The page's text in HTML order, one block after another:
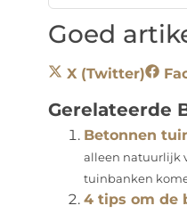
Goed
X (Twitter)
Gerelateerde
Betonnen
alleen natuurlijk
tuinbanken
4 tips om de